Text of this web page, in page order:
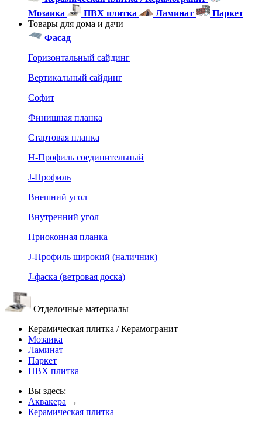
Мозаика
ПВХ плитка Ламинат
Паркет
Товары для дома и дачи
Фасад
Горизонтальный сайдинг
Вертикальный сайдинг
Софит
Финишная планка
Стартовая планка
Н-Профиль соединительный
J-Профиль
Внешний угол
Внутренний угол
Приоконная планка
J-Профиль широкий (наличник)
J-фаска (ветровая доска)
Отделочные материалы
Керамическая плитка / Керамогранит
Мозаика
Ламинат
Паркет
ПВХ плитка
Вы здесь:
Аквакера →
Керамическая плитка